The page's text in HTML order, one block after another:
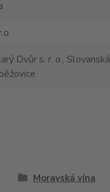
Dvůr s. r. o., Slovanská
Moravská vína